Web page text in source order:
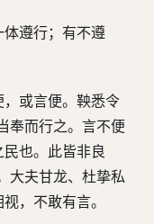
遵行；有不遵
或言便。鞅悉令
奉而行之。言不便
也。此皆非良
大夫甘龙、杜挚私
，不敢有言。